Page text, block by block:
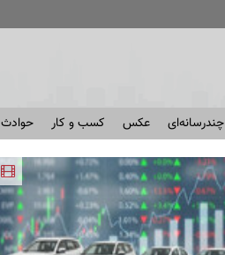
چندرسانه‌ای عکس کسب و کار حوادث